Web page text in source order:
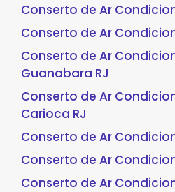
Conserto de Ar
Conserto de Ar
Conserto de Ar
Guanabara RJ
Conserto de Ar
Carioca RJ
Conserto de Ar
Conserto de Ar
Conserto de Ar